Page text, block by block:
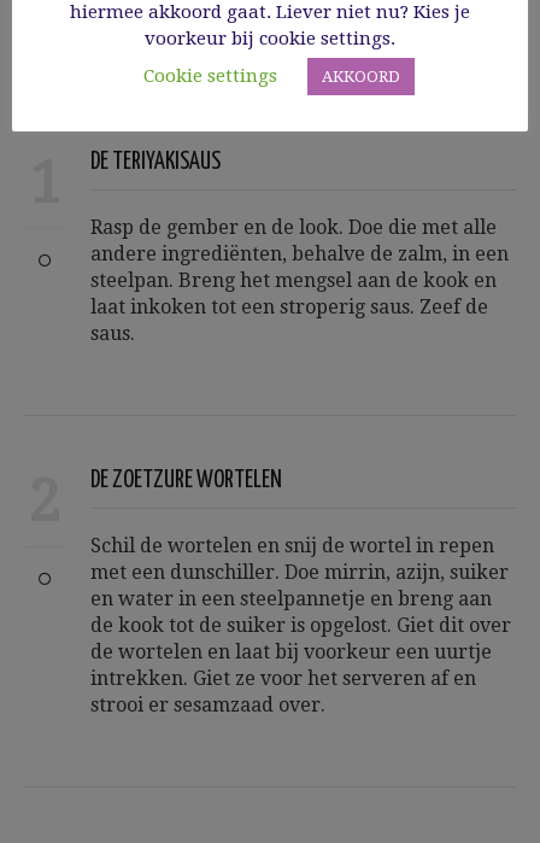
Steps
DE TERIYAKISAUS
Rasp de gember en de look. Doe die met alle
andere ingrediënten, behalve de zalm, in een
steelpan. Breng het mengsel aan de kook en
laat inkoken tot een stroperig saus. Zeef de
saus.
DE ZOETZURE WORTELEN
Schil de wortelen en snij de wortel in repen
met een dunschiller. Doe mirrin, azijn, suiker
en water in een steelpannetje en breng aan
de kook tot de suiker is opgelost. Giet dit over
de wortelen en laat bij voorkeur een uurtje
intrekken. Giet ze voor het serveren af en
strooi er sesamzaad over.
hiermee akkoord gaat. Liever niet nu? Kies je
voorkeur bij cookie settings.
Cookie settings
AKKOORD